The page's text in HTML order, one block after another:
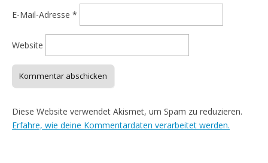
E-Mail-Adresse *
Website
Diese Website verwendet Akismet, um Spam zu reduzieren.
Erfahre, wie deine Kommentardaten verarbeitet werden.